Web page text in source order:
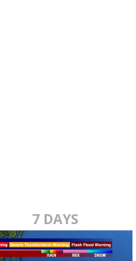
7 DAYS